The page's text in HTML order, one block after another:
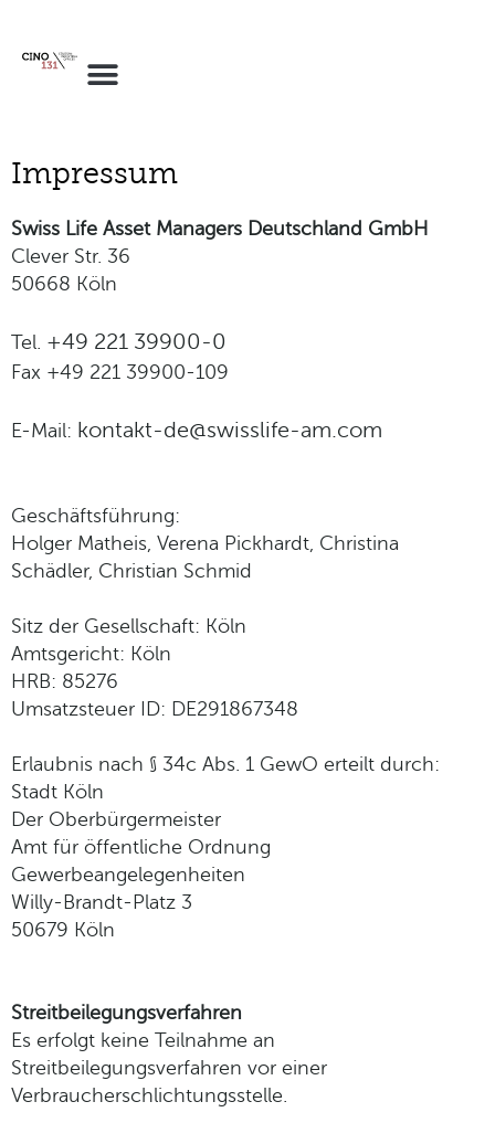
Impressum
Swiss Life Asset Managers Deutschland GmbH
Clever Str. 36
50668 Köln
Tel. +49 221 39900-0
Fax +49 221 39900-109
E-Mail: kontakt-de@swisslife-am.com
Geschäftsführung:
Holger Matheis, Verena Pickhardt, Christina
Schädler, Christian Schmid
Sitz der Gesellschaft: Köln
Amtsgericht: Köln
HRB: 85276
Umsatzsteuer ID: DE291867348
Erlaubnis nach § 34c Abs. 1 GewO erteilt durch:
Stadt Köln
Der Oberbürgermeister
Amt für öffentliche Ordnung
Gewerbeangelegenheiten
Willy-Brandt-Platz 3
50679 Köln
Streitbeilegungsverfahren
Es erfolgt keine Teilnahme an
Streitbeilegungsverfahren vor einer
Verbraucherschlichtungsstelle.